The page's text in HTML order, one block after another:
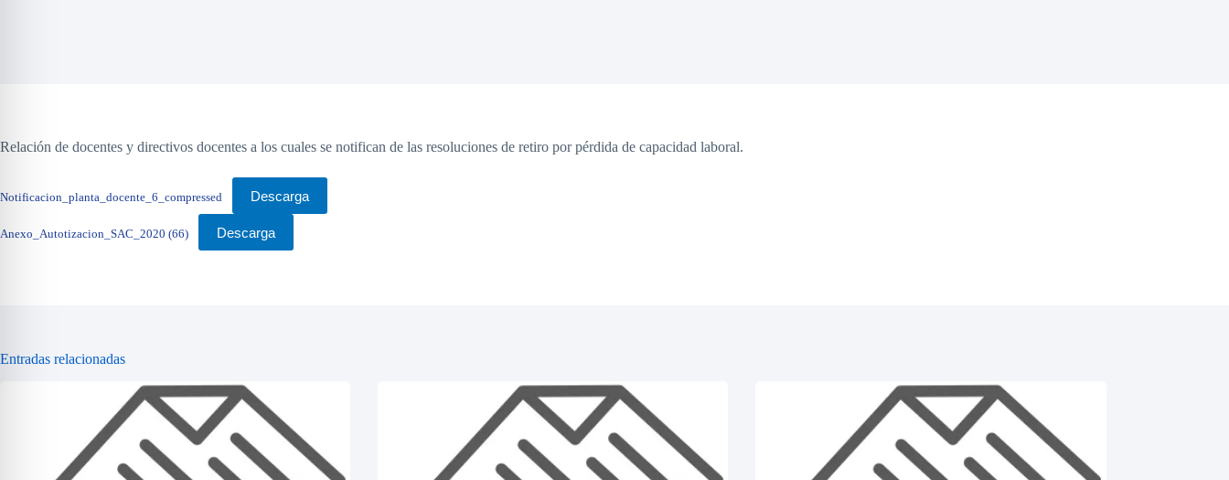
Relación de docentes y directivos docentes a los cuales se notifican de las resoluciones de retiro por pérdida de capacidad laboral.
Notificacion_planta_docente_6_compressed Descarga
Anexo_Autotizacion_SAC_2020 (66) Descarga
Entradas relacionadas